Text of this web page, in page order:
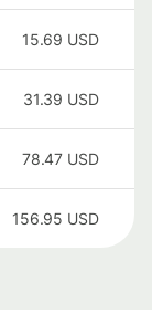
15.69 USD
31.39 USD
78.47 USD
156.95 USD